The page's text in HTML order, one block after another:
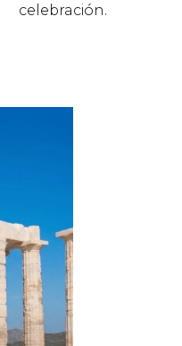
celebración.